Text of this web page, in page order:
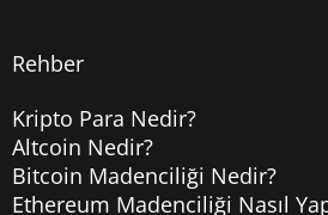
Rehber
Kripto Para Nedir?
Altcoin Nedir?
Bitcoin Madenciliği Nedir?
Ethereum Madenciliği Nasıl